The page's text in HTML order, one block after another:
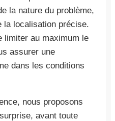
la nature du problème,
la localisation précise.
limiter au maximum le
assurer une
dans les conditions
nous proposons
avant toute